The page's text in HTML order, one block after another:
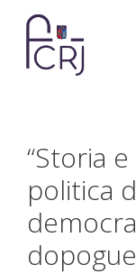
contenuto
“Storia
politica